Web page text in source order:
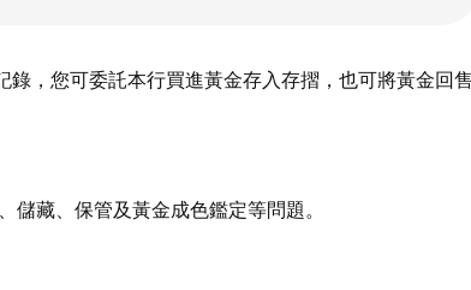
，您可委託本行買進黃金存入存摺，也可將黃金回
儲藏、保管及黃金成色鑑定等問題。